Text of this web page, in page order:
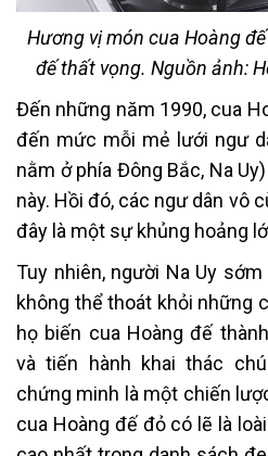
Hương vị món cua Hoàng
đế thất vọng. Nguồn ảnh:
Đến những năm 1990, cua
đến mức mỗi mẻ lưới ngư
nằm ở phía Đông Bắc, Na
này. Hồi đó, các ngư dân vô
đây là một sự khủng hoảng
Tuy nhiên, người Na Uy
không thể thoát khỏi những
họ biến cua Hoàng đế
và tiến hành khai thác
chứng minh là một chiến
cua Hoàng đế đỏ có lẽ là